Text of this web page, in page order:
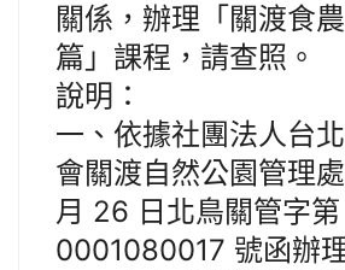
關係，辦理「關渡食
篇」課程，請查照。
說明：
一、依據社團法人台
會關渡自然公園管理
月 26 日北鳥關管字第
0001080017 號函辦